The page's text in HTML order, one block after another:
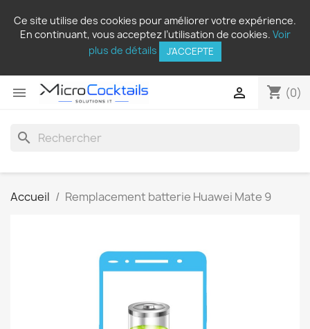
Ce site utilise des cookies pour améliorer votre expérience.
En continuant, vous acceptez l’utilisation de cookies. Voir
plus de détails
J'ACCEPTE
 shopping_cart (0)

search
Accueil Remplacement batterie Huawei Mate 9